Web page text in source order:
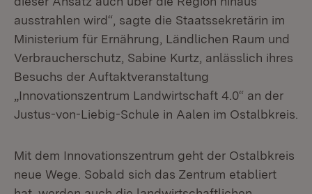
ausstrahlen wird“, sagte die Staatssekretärin im
Ministerium für Ernährung, Ländlichen Raum und
Verbraucherschutz, Sabine Kurtz, anlässlich ihres
Besuchs der Auftaktveranstaltung
„Innovationszentrum Landwirtschaft 4.0“ an der
Justus-von-Liebig-Schule in Aalen im Ostalbkreis.
Mit dem Innovationszentrum geht der Ostalbkreis
neue Wege. Sobald sich das Zentrum etabliert